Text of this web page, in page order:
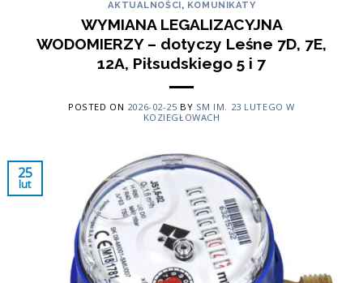
AKTUALNOŚCI, KOMUNIKATY
WYMIANA LEGALIZACYJNA
WODOMIERZY – dotyczy Leśne 7D, 7E,
12A, Piłsudskiego 5 i 7
POSTED ON 2026-02-25 BY SM IM. 23 LUTEGO W
KOZIEGŁOWACH
25
lut